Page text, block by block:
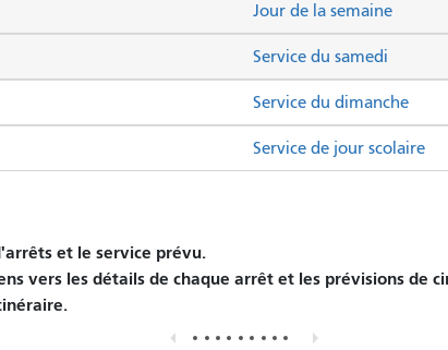
Service du samedi
Service du dimanche
Jour de la semaine
Service de jour scolaire
et le service prévu.
vers les détails de chaque arrêt et les prévisions de